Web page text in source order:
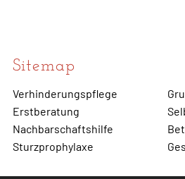
Sitemap
Verhinderungspflege
Erstberatung
Nachbarschaftshilfe
Sturzprophylaxe